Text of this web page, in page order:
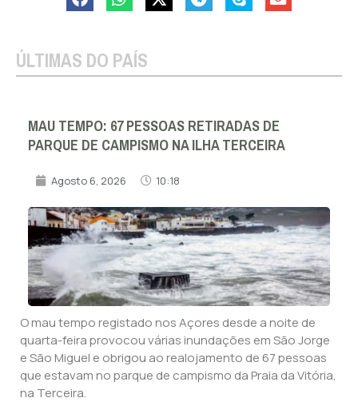
ÚLTIMAS DO PAÍS
MAU TEMPO: 67 PESSOAS RETIRADAS DE
PARQUE DE CAMPISMO NA ILHA TERCEIRA
Agosto 6, 2026 10:18
O mau tempo registado nos Açores desde a noite de
quarta-feira provocou várias inundações em São Jorge
e São Miguel e obrigou ao realojamento de 67 pessoas
que estavam no parque de campismo da Praia da Vitória,
na Terceira.